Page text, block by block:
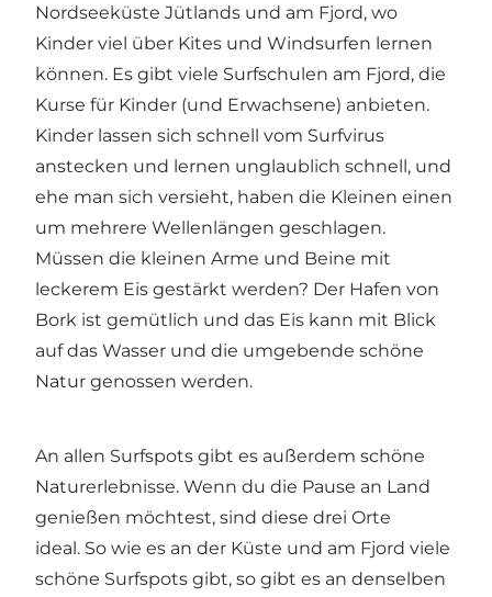
Nordseeküste Jütlands und am Fjord, wo
Kinder viel über Kites und Windsurfen lernen
können. Es gibt viele Surfschulen am Fjord, die
Kurse für Kinder (und Erwachsene) anbieten.
Kinder lassen sich schnell vom Surfvirus
anstecken und lernen unglaublich schnell, und
ehe man sich versieht, haben die Kleinen einen
um mehrere Wellenlängen geschlagen.
Müssen die kleinen Arme und Beine mit
leckerem Eis gestärkt werden? Der Hafen von
Bork ist gemütlich und das Eis kann mit Blick
auf das Wasser und die umgebende schöne
Natur genossen werden.
An allen Surfspots gibt es außerdem schöne
Naturerlebnisse. Wenn du die Pause an Land
genießen möchtest, sind diese drei Orte
ideal. So wie es an der Küste und am Fjord viele
schöne Surfspots gibt, so gibt es an denselben